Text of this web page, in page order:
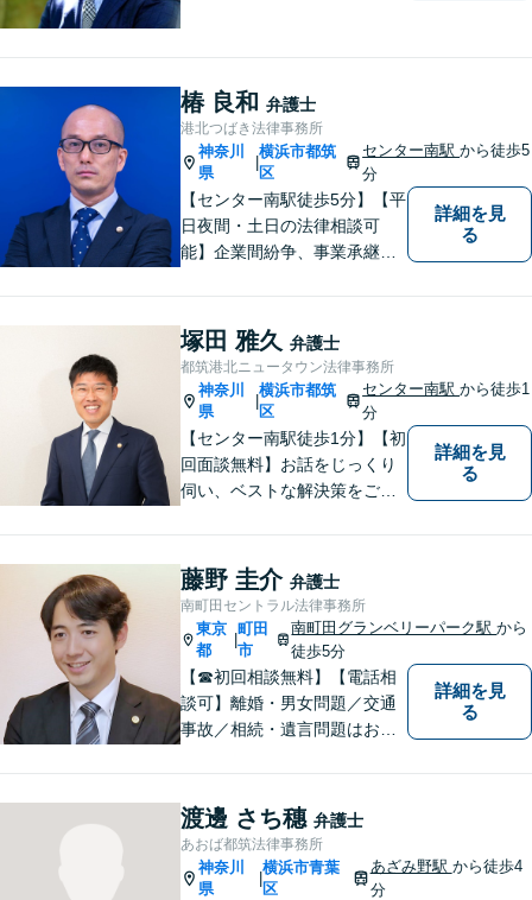
り】負債総額数億円の倒産申
立ての実績あり【完全個室】
【青葉台駅1分】【複数弁護士
在籍】
椿 良和 弁護士
港北つばき法律事務所
神奈川
県
横浜市都筑
区
センター南駅から徒歩5
分
【センター南駅徒歩5分】【平
日夜間・土日の法律相談可
能】企業間紛争、事業承継・
から、インターネットによる
中傷・プライバシー・著作権
被害、いじめ、離婚・相続、
不動産に関わる紛争その他の
個人法務まで幅広い分野の対
応が可能です。
詳細を見
る
塚田 雅久 弁護士
都筑港北ニュータウン法律事務所
神奈川
県
横浜市都筑
区
センター南駅から徒歩1
分
【センター南駅徒歩1分】【初
回面談無料】お話をじっくり
伺い、ベストな解決策をご一
す。【夜間／休日対応可能】
難解な用語は極力用いずに平
易かつ具体的な説明を心がけ
ていますので、まずは一度お
気軽にご相談頂ければと思い
ます。
詳細を見
る
藤野 圭介 弁護士
南町田セントラル法律事務所
東京
都
|
町田
市
南町田グランベリーパーク駅から
徒歩5分
【☎︎初回相談無料】【電話相
談可】離婚・男女問題／交通
事故／相続・遺言問題はお任
00件以上。豊富な経験を活か
し、依頼者様にとって最適な
解決を目指します【休日・夜
間対応可】【完全個室で相
談】【南町田グランベリーパ
詳細を見
る
渡邊 さち穗 弁護士
あおば都筑法律事務所
神奈川
県
横浜市青葉
区
あざみ野駅 から徒歩4
分